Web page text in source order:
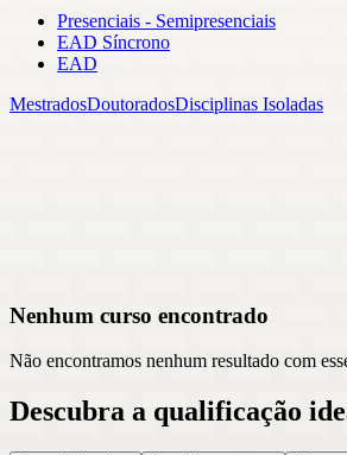
Presenciais - Semipresenciais
EAD Síncrono
EAD
MestradosDoutoradosDisciplinas Isoladas
Nenhum curso encontrado
Não encontramos nenhum resultado com
Descubra a qualificação